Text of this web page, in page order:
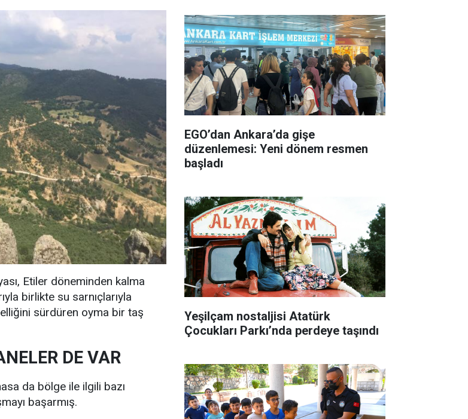
Etiler döneminden kalma
birlikte su sarnıçlarıyla
sürdüren oyma bir taş
DE VAR
da bölge ile ilgili bazı
başarmış.
EGO’dan Ankara’da gişe
düzenlemesi: Yeni dönem resmen
başladı
Yeşilçam nostaljisi Atatürk
Çocukları Parkı’nda perdeye taşındı